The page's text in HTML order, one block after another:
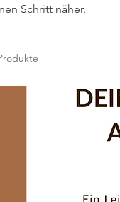
Schritt näher.